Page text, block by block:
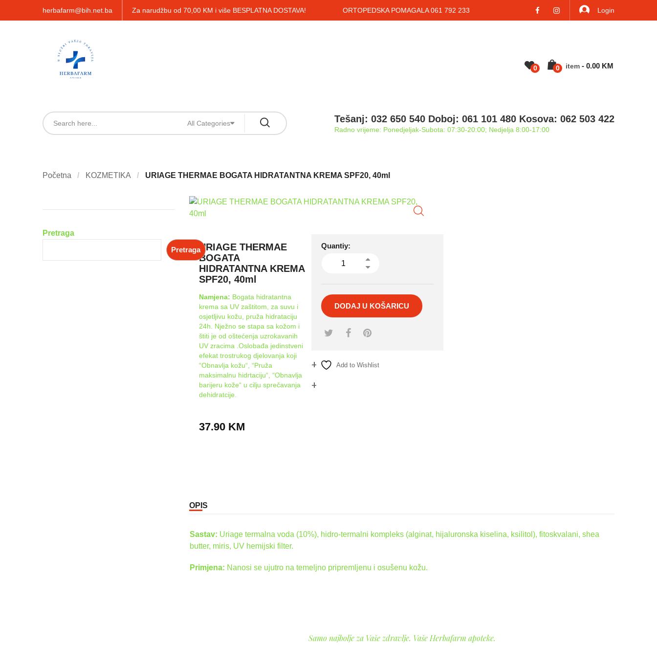
herbafarm@bih.net.ba Za narudžbu od 70,00 KM i više BESPLATNA DOSTAVA! ORTOPEDSKA POMAGALA 061 792 233 Login
0 0 Item - 0.00 KM
All Categories Tešanj: 032 650 540 Doboj: 061 101 480 Kosova: 062 503 422
Radno vrijeme: Ponedjeljak-Subota: 07:30-20:00; Nedjelja 8:00-17:00
Početna KOZMETIKA URIAGE THERMAE BOGATA HIDRATANTNA KREMA SPF20, 40ml
URIAGE THERMAE
BOGATA
HIDRATANTNA KREMA
SPF20, 40ml
Namjena: Bogata hidratantna
krema sa UV zaštitom, za suvu i
osjetljivu kožu, pruža hidrataciju
24h. Nježno se stapa sa kožom i
štiti je od oštećenja uzrokavanih
UV zracima .Oslobađa jedinstveni
efekat trostrukog djelovanja koji
“Obnavlja kožu“, “Pruža
maksimalnu hidrtaciju“, “Obnavlja
barijeru kože“ u cilju sprečavanja
dehidratcije.
37.90 KM
Quantiy:
DODAJ U KOŠARICU
Add to Wishlist
OPIS
Sastav: Uriage termalna voda (10%), hidro-termalni kompleks (alginat, hijaluronska kiselina, ksilitol), fitoskvalani, shea
butter, miris, UV hemijski filter.
Primjena: Nanosi se ujutro na temeljno pripremljenu i osušenu kožu.
Samo najbolje za Vaše zdravlje. Vaše Herbafarm apoteke.
Pretraga
Pretraga